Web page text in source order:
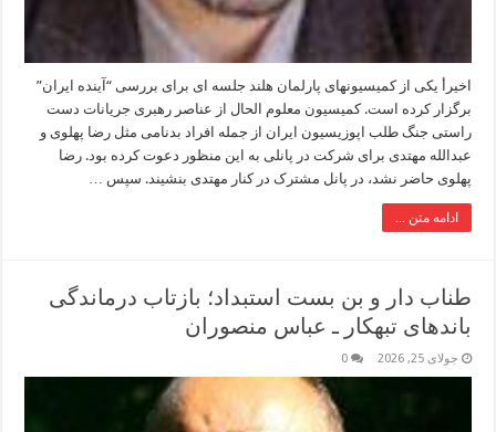
اخیرأ یکی از کمیسیونهای پارلمان هلند جلسه ای برای بررسی “آینده ایران”
برگزار کرده است. کمیسیون معلوم الحال از عناصر رهبری جریانات دست
راستی جنگ طلب اپوزیسیون ایران از جمله افراد بدنامی مثل رضا پهلوی و
عبدالله مهتدی برای شرکت در پانلی به این منظور دعوت کرده بود. رضا
پهلوی حاضر نشد، در پانل مشترک در کنار مهتدی بنشیند. سپس …
ادامه متن ...
طناب دار و بن بست استبداد؛ بازتاب درماندگی
باندهای تبهکار ـ عباس منصوران
جولای 25, 2026 0